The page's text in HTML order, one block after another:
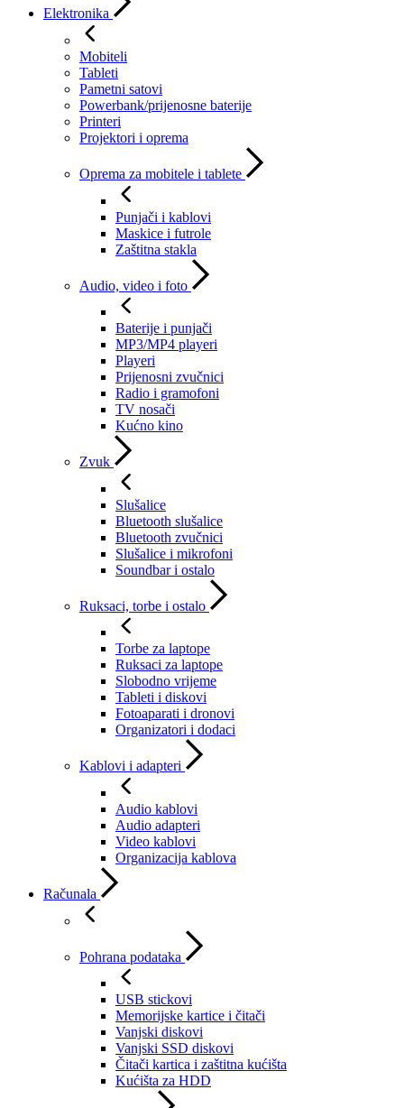
Elektronika
Mobiteli
Tableti
Pametni satovi
Powerbank/prijenosne baterije
Printeri
Projektori i oprema
Oprema za mobitele i tablete
Punjači i kablovi
Maskice i futrole
Zaštitna stakla
Audio, video i foto
Baterije i punjači
MP3/MP4 playeri
Playeri
Prijenosni zvučnici
Radio i gramofoni
TV nosači
Kućno kino
Zvuk
Slušalice
Bluetooth slušalice
Bluetooth zvučnici
Slušalice i mikrofoni
Soundbar i ostalo
Ruksaci, torbe i ostalo
Torbe za laptope
Ruksaci za laptope
Slobodno vrijeme
Tableti i diskovi
Fotoaparati i dronovi
Organizatori i dodaci
Kablovi i adapteri
Audio kablovi
Audio adapteri
Video kablovi
Organizacija kablova
Računala
Pohrana podataka
USB stickovi
Memorijske kartice i čitači
Vanjski diskovi
Vanjski SSD diskovi
Čitači kartica i zaštitna kućišta
Kućišta za HDD